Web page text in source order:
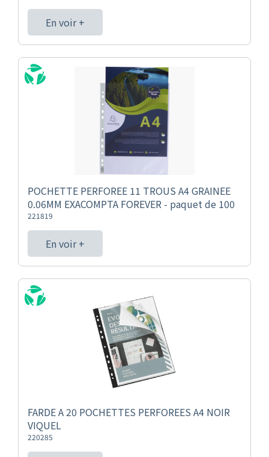
En voir +
POCHETTE PERFOREE 11 TROUS A4 GRAINEE
0.06MM EXACOMPTA FOREVER - paquet de 100
221819
En voir +
FARDE A 20 POCHETTES PERFOREES A4 NOIR
VIQUEL
220285